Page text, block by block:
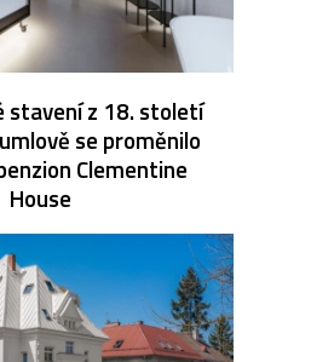
stavení z 18. století
se proměnilo
Clementine
House